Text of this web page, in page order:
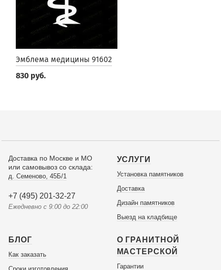
Эмблема медицины 91602
830 руб.
Доставка по Москве и МО
или самовывоз со склада:
д. Семеново, 45Б/1
+7 (495) 201-32-27
Ежедневно с 9:00 до 22:00
УСЛУГИ
Установка памятников
Доставка
Дизайн памятников
Выезд на кладбище
БЛОГ
Как заказать
О ГРАНИТНОЙ
МАСТЕРСКОЙ
Гарантии